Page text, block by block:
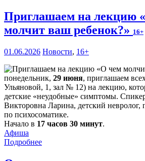
Приглашаем на лекцию
молчит ваш ребенок?» 16+
01.06.2026 Новости, 16+
понедельник, 29 июня, приглашаем
Ульяновой, 1, зал № 12) на лекцию,
детские «неудобные» симптомы.
Викторовна Ларина, детский невролог,
по психосоматике.
Начало в 17 часов 30 минут.
Афиша
Подробнее